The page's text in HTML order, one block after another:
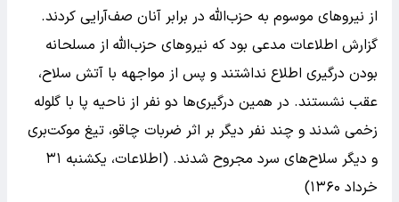
از نیروهای موسوم به حزب‌الله در برابر آنان صف‌آرایی کردند.
گزارش اطلاعات مدعی بود که نیروهای حزب‌الله از مسلحانه
بودن درگیری اطلاع نداشتند و پس از مواجهه با آتش سلاح،
عقب نشستند. در همین درگیری‌ها دو نفر از ناحیه پا با گلوله
زخمی شدند و چند نفر دیگر بر اثر ضربات چاقو، تیغ موکت‌بری
و دیگر سلاح‌های سرد مجروح شدند. (اطلاعات، یکشنبه ۳۱
خرداد ۱۳۶۰)